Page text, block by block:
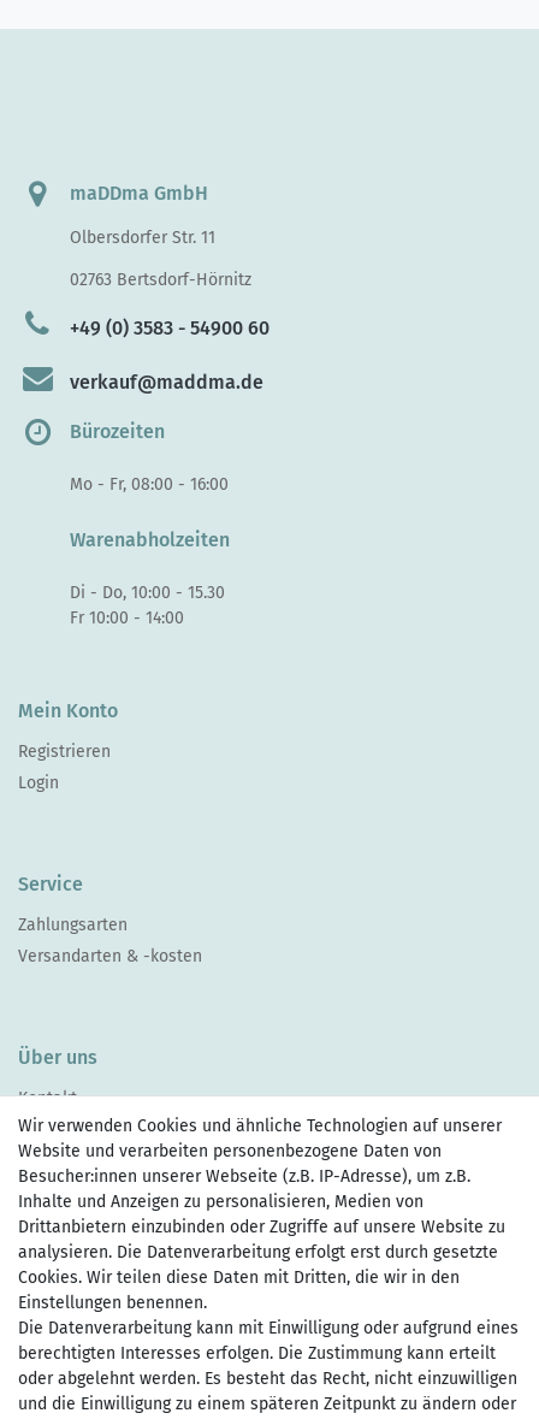
maDDma GmbH
Olbersdorfer Str. 11
02763 Bertsdorf-Hörnitz
+49 (0) 3583 - 54900 60
verkauf@maddma.de
Bürozeiten
Mo - Fr, 08:00 - 16:00
Warenabholzeiten
Di - Do, 10:00 - 15.30
Fr 10:00 - 14:00
Mein Konto
Registrieren
Login
Service
Zahlungsarten
Versandarten & -kosten
Über uns
Kontakt
Zahlen Sie bequem per
Wir versenden mit
Wir verwenden Cookies und ähnliche Technologien auf unserer
Website und verarbeiten personenbezogene Daten von
Besucher:innen unserer Webseite (z.B. IP-Adresse), um z.B.
Inhalte und Anzeigen zu personalisieren, Medien von
Drittanbietern einzubinden oder Zugriffe auf unsere Website zu
analysieren. Die Datenverarbeitung erfolgt erst durch gesetzte
Cookies. Wir teilen diese Daten mit Dritten, die wir in den
Einstellungen benennen.
Die Datenverarbeitung kann mit Einwilligung oder aufgrund eines
berechtigten Interesses erfolgen. Die Zustimmung kann erteilt
oder abgelehnt werden. Es besteht das Recht, nicht einzuwilligen
und die Einwilligung zu einem späteren Zeitpunkt zu ändern oder